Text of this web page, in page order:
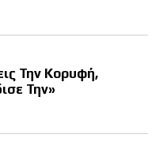
Την Κορυφή,
Την»